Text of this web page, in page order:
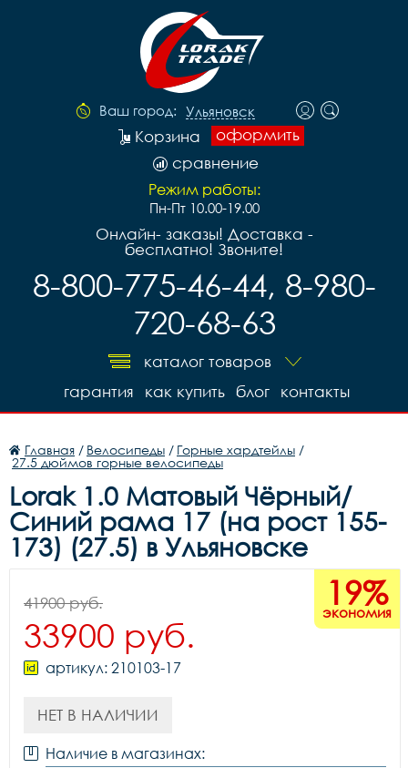
Ваш город: Ульяновск
оформить
Корзина
сравнение
Режим работы:
Пн-Пт 10.00-19.00
Онлайн- заказы! Доставка -
бесплатно! Звоните!
8-800-775-46-44, 8-980-
720-68-63
каталог товаров
контакты
блог
как купить
гарантия
Главная / Велосипеды / Горные хардтейлы /
27.5 дюймов горные велосипеды
Lorak 1.0 Матовый Чёрный/
Синий рама 17 (на рост 155-
173) (27.5) в Ульяновске
19%
экономия
41900 руб.
33900 руб.
артикул: 210103-17
НЕТ В НАЛИЧИИ
Наличие в магазинах: